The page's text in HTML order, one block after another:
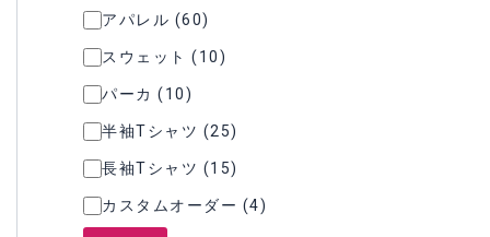
アパレル (60)
スウェット ( 10)
パーカ ( 10)
半袖Tシャツ (25)
長袖Tシャツ (15)
カスタムオーダー (4)